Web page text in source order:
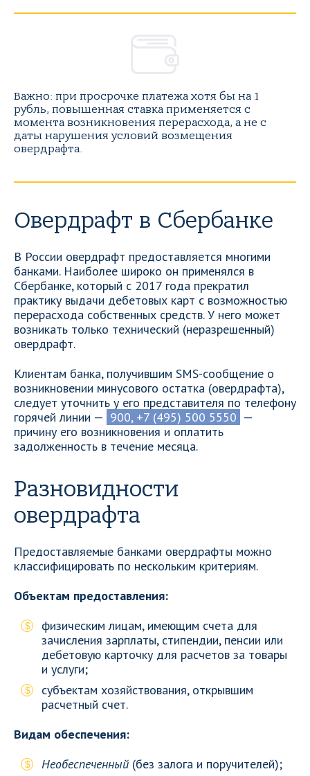
Важно: при просрочке платежа хотя бы на 1
рубль, повышенная ставка применяется с
момента возникновения перерасхода, а не с
даты нарушения условий возмещения
овердрафта.
Овердрафт в Сбербанке
В России овердрафт предоставляется многими
банками. Наиболее широко он применялся в
Сбербанке, который с 2017 года прекратил
практику выдачи дебетовых карт с возможностью
перерасхода собственных средств. У него может
возникать только технический (неразрешенный)
овердрафт.
Клиентам банка, получившим SMS-сообщение о
возникновении минусового остатка (овердрафта),
следует уточнить у его представителя по телефону
горячей линии — 900, +7 (495) 500 5550 —
причину его возникновения и оплатить
задолженность в течение месяца.
Разновидности
овердрафта
Предоставляемые банками овердрафты можно
классифицировать по нескольким критериям.
Объектам предоставления:
физическим лицам, имеющим счета для
зачисления зарплаты, стипендии, пенсии или
дебетовую карточку для расчетов за товары
и услуги;
субъектам хозяйствования, открывшим
расчетный счет.
Видам обеспечения:
Необеспеченный (без залога и поручителей);